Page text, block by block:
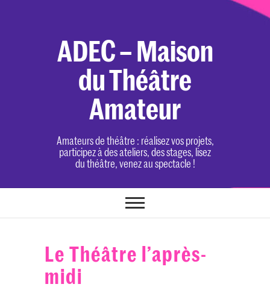
ADEC – Maison
du Théâtre
Amateur
Amateurs de théâtre : réalisez vos projets,
participez à des ateliers, des stages, lisez
du théâtre, venez au spectacle !
Le Théâtre l’après-
midi